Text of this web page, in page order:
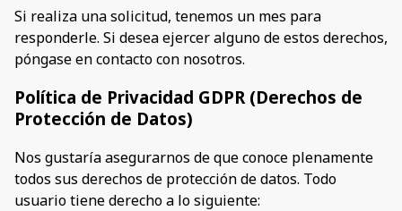
Si realiza una solicitud, tenemos un mes para
responderle. Si desea ejercer alguno de estos derechos,
póngase en contacto con nosotros.
Política de Privacidad GDPR (Derechos de
Protección de Datos)
Nos gustaría asegurarnos de que conoce plenamente
todos sus derechos de protección de datos. Todo
usuario tiene derecho a lo siguiente: